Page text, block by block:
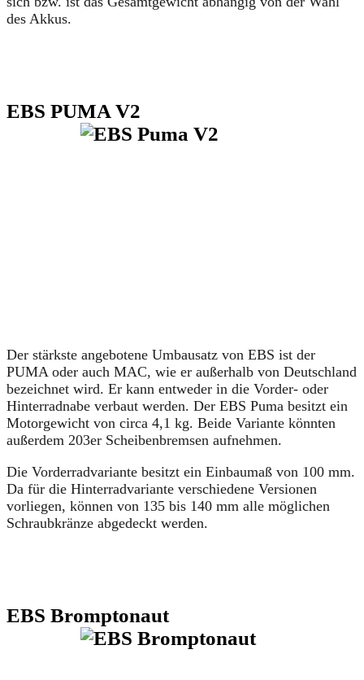
des Akkus.
EBS PUMA V2
Der stärkste angebotene Umbausatz von EBS ist der
PUMA oder auch MAC, wie er außerhalb von Deutschland
bezeichnet wird. Er kann entweder in die Vorder- oder
Hinterradnabe verbaut werden. Der EBS Puma besitzt ein
Motorgewicht von circa 4,1 kg. Beide Variante könnten
außerdem 203er Scheibenbremsen aufnehmen.
Die Vorderradvariante besitzt ein Einbaumaß von 100 mm.
Da für die Hinterradvariante verschiedene Versionen
vorliegen, können von 135 bis 140 mm alle möglichen
Schraubkränze abgedeckt werden.
EBS Bromptonaut